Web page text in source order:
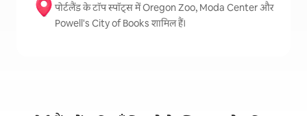
पोर्टलैंड के टॉप स्पॉट्स में Oregon Zoo, Moda Center और
Powell's City of Books शामिल हैं।